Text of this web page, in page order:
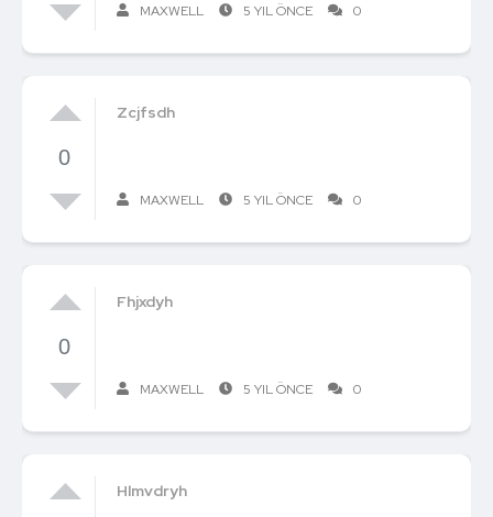
MAXWELL 5 YIL ÖNCE 0
0
Zcjfsdh
MAXWELL 5 YIL ÖNCE 0
0
Fhjxdyh
MAXWELL 5 YIL ÖNCE 0
Hlmvdryh